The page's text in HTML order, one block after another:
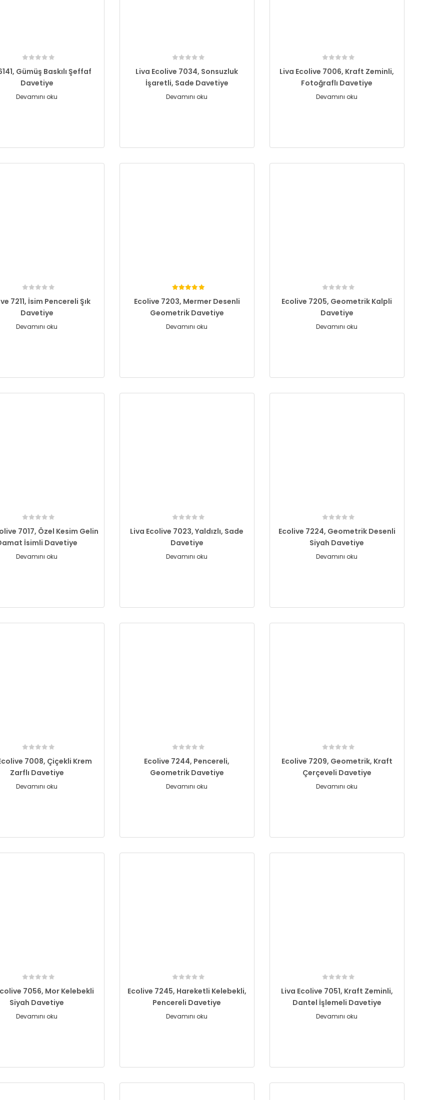
Gümüş Baskılı Şeffaf
Davetiye
Devamını oku
Liva Ecolive 7034, Sonsuzluk
İşaretli, Sade Davetiye
Devamını oku
Liva Ecolive 7006, Kraft Zeminli,
Fotoğraflı Davetiye
Devamını oku
7211, İsim Pencereli Şık
Davetiye
Devamını oku
Ecolive 7203, Mermer Desenli
Geometrik Davetiye
Devamını oku
Ecolive 7205, Geometrik Kalpli
Davetiye
Devamını oku
7017, Özel Kesim Gelin
İsimli Davetiye
Devamını oku
Liva Ecolive 7023, Yaldızlı, Sade
Davetiye
Devamını oku
Ecolive 7224, Geometrik Desenli
Siyah Davetiye
Devamını oku
7008, Çiçekli Krem
Zarflı Davetiye
Devamını oku
Ecolive 7244, Pencereli,
Geometrik Davetiye
Devamını oku
Ecolive 7209, Geometrik, Kraft
Çerçeveli Davetiye
Devamını oku
7056, Mor Kelebekli
Siyah Davetiye
Devamını oku
Ecolive 7245, Hareketli Kelebekli,
Pencereli Davetiye
Devamını oku
Liva Ecolive 7051, Kraft Zeminli,
Dantel İşlemeli Davetiye
Devamını oku